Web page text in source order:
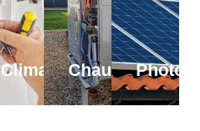
ClimatisationChauffage